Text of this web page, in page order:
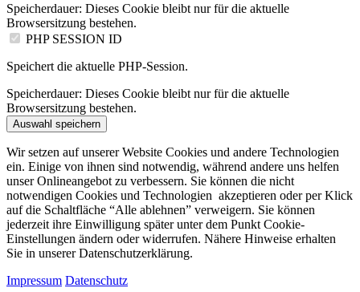
Speicherdauer: Dieses Cookie bleibt nur für die aktuelle
Browsersitzung bestehen.
PHP SESSION ID
Speichert die aktuelle PHP-Session.
Speicherdauer: Dieses Cookie bleibt nur für die aktuelle
Browsersitzung bestehen.
Auswahl speichern
Wir setzen auf unserer Website Cookies und andere Technologien
ein. Einige von ihnen sind notwendig, während andere uns helfen
unser Onlineangebot zu verbessern. Sie können die nicht
notwendigen Cookies und Technologien akzeptieren oder per Klick
auf die Schaltfläche “Alle ablehnen” verweigern. Sie können
jederzeit ihre Einwilligung später unter dem Punkt Cookie-
Einstellungen ändern oder widerrufen. Nähere Hinweise erhalten
Sie in unserer Datenschutzerklärung.
Impressum Datenschutz